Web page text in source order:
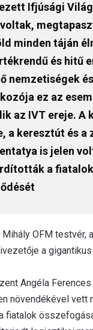
Ifjúsági
minden táján
és hitű
nemzetiségek
ez az
az IVT ereje. A
a keresztút és a
is jelen
a
OFM testvér,
a
Angéla
növendékével vett
fiatalok